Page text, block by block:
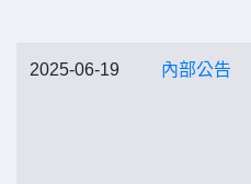
2025-06-19 內部公告